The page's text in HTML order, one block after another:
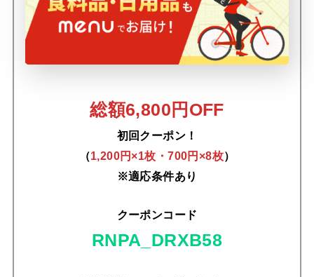
総額6,800円OFF
初回クーポン！
（1,200円×1枚・700円×8枚）
※適応条件あり
クーポンコード
RNPA_DRXB58